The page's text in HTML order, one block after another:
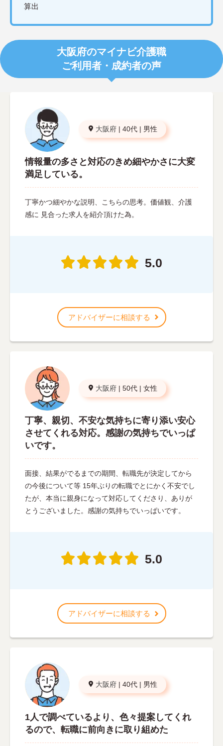
算出
大阪府のマイナビ介護職
ご利用者・成約者の声
大阪府 | 40代 | 男性
情報量の多さと対応のきめ細やかさに大変
満足している。
丁寧かつ細やかな説明、こちらの思考。価値観、介護
感に 見合った求人を紹介頂けた為。
5.0
アドバイザーに相談する
大阪府 | 50代 | 女性
丁寧、親切、不安な気持ちに寄り添い安心
させてくれる対応。感謝の気持ちでいっぱ
いです。
面接、結果がでるまでの期間、転職先が決定してから
の今後について等 15年ぶりの転職でとにかく不安でし
たが、本当に親身になって対応してくださり、ありが
とうございました。感謝の気持ちでいっぱいです。
5.0
アドバイザーに相談する
大阪府 | 40代 | 男性
1人で調べているより、色々提案してくれ
るので、転職に前向きに取り組めた